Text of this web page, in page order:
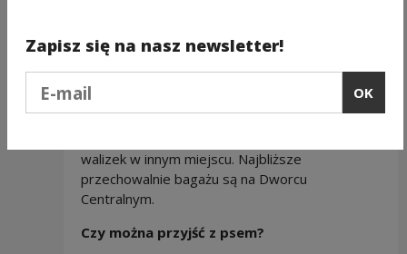
przechować bagaż?
Na współKongresie nie będzie przechowalni
walizek w innym miejscu. Najbliższe
przechowalnie bagażu są na Dworcu
Centralnym.
Czy można przyjść z psem?
Zapisz się na nasz newsletter!
OK